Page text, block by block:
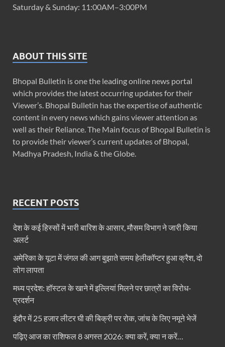
Saturday & Sunday: 11:00AM–3:00PM
ABOUT THIS SITE
Bhopal Bulletin is one the leading online news portal
which provides the latest occurring updates for their
Viewer’s. Bhopal Bulletin has the expertise of authentic
content in every news which gains viewer attention as
well as their Reliance. The Main focus of Bhopal Bulletin is
to provide their viewer’s current updates of Bhopal,
Madhya Pradesh, India & the Globe.
RECENT POSTS
देश के कई हिस्सों में भारी बारिश के आसार, मौसम विभाग ने जारी किया
अलर्ट
अमेरिका के यूटा में जंगल की आग बुझाते समय हेलीकॉप्टर हुआ क्रैश, दो
लोग लापता
मध्य प्रदेश: हॉस्टल के खाने में इल्लियां मिलने पर छात्रों का विरोध-
प्रदर्शन
इंदौर में 25 हजार लीटर घी की बिक्री पर रोक, जांच के लिए नमूने भेजें
पढ़िए आज का राशिफल 8 अगस्त 2026: क्या करें, क्या न करें…